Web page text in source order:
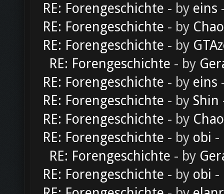
RE: Forengeschichte - by eins
RE: Forengeschichte - by
RE: Forengeschichte - by
RE: Forengeschichte - by
RE: Forengeschichte - by eins
RE: Forengeschichte - by Shin
RE: Forengeschichte - by
RE: Forengeschichte - by obi -
RE: Forengeschichte - by
RE: Forengeschichte - by obi -